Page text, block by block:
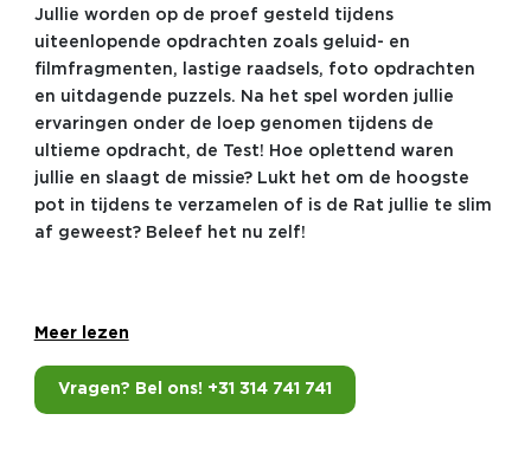
Jullie worden op de proef gesteld tijdens
uiteenlopende opdrachten zoals geluid- en
filmfragmenten, lastige raadsels, foto opdrachten
en uitdagende puzzels. Na het spel worden jullie
ervaringen onder de loep genomen tijdens de
ultieme opdracht, de Test! Hoe oplettend waren
jullie en slaagt de missie? Lukt het om de hoogste
pot in tijdens te verzamelen of is de Rat jullie te slim
af geweest? Beleef het nu zelf!
Meer lezen
Vragen? Bel ons! +31 314 741 741